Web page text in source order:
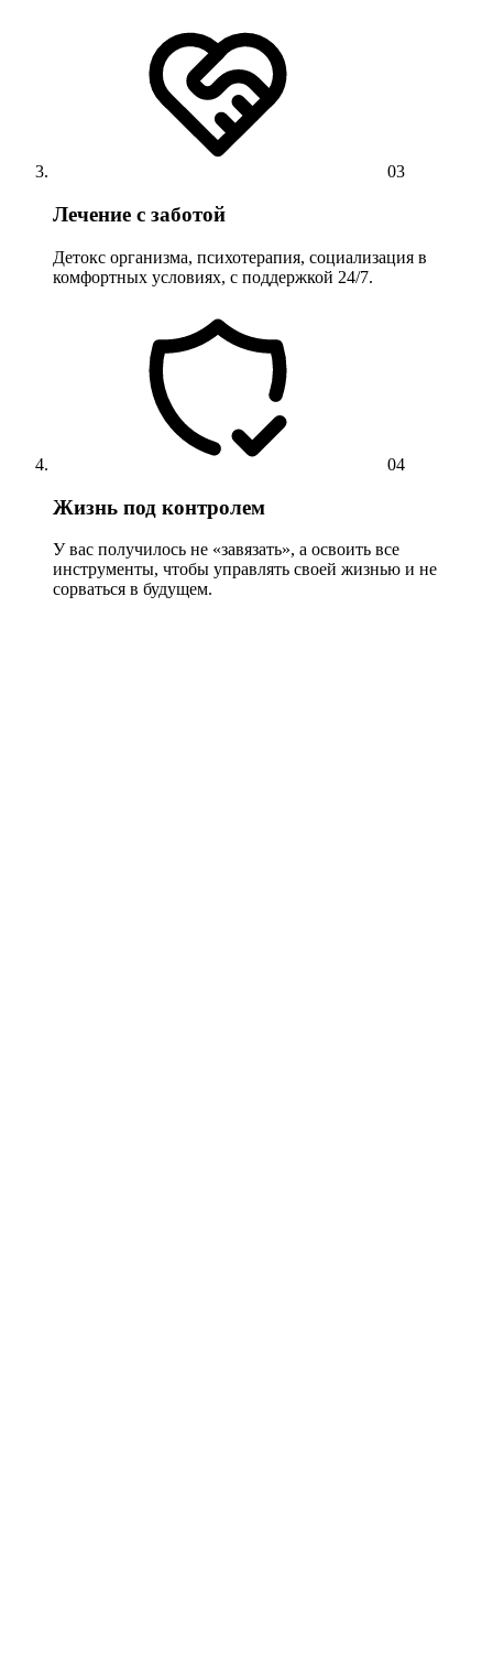
03
Лечение с заботой
Детокс организма, психотерапия, социализация в
комфортных условиях, с поддержкой 24/7.
04
Жизнь под контролем
У вас получилось не «завязать», а освоить все
инструменты, чтобы управлять своей жизнью и не
сорваться в будущем.